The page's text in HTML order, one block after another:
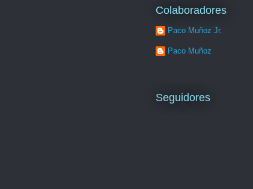
Colaboradores
Paco Muñoz Jr.
Paco Muñoz
Seguidores